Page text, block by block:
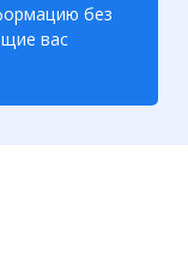
без
вас